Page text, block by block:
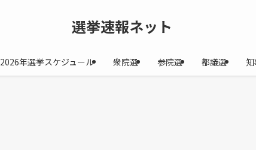
選挙速報ネット
2026年選挙スケジュール 衆院選 参院選 都議選